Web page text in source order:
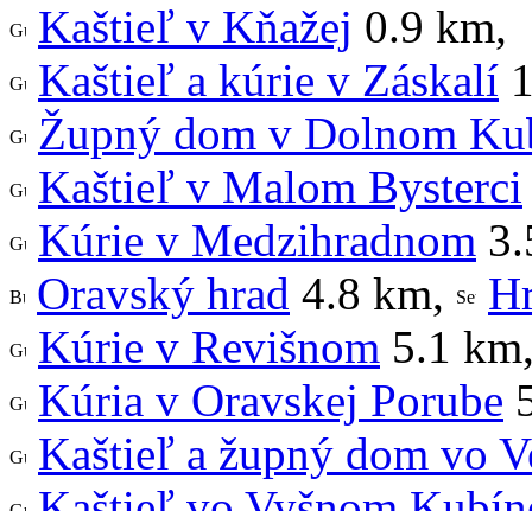
Kaštieľ v Kňažej 0.9 km,
Kaštieľ a kúrie v Záskalí
Župný dom v Dolnom
Kaštieľ v Malom Bysterci
Kúrie v Medzihradnom
Oravský hrad 4.8 km,
Kúrie v Revišnom 5.1 km
Kúria v Oravskej Porube
Kaštieľ a župný dom vo